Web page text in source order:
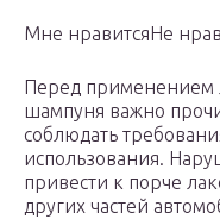
Мне нравитсяНе
Перед применением
шампуня важно
соблюдать
использования.
привести к порче
других частей